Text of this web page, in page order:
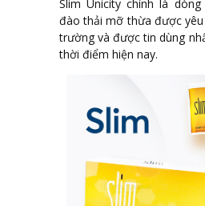
Slim Unicity chính là
đào thải mỡ thừa được
trường và được tin dùng
thời điểm hiện nay.